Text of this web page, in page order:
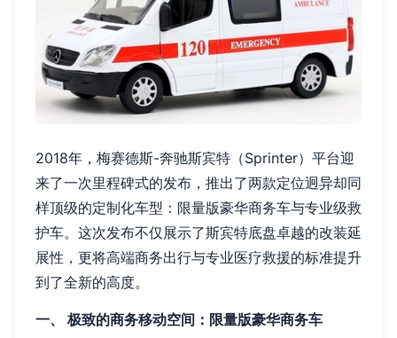
2018年，梅赛德斯-奔驰斯宾特（Sprinter）平台迎
来了一次里程碑式的发布，推出了两款定位迥异却同
样顶级的定制化车型：限量版豪华商务车与专业级救
护车。这次发布不仅展示了斯宾特底盘卓越的改装延
展性，更将高端商务出行与专业医疗救援的标准提升
到了全新的高度。
一、 极致的商务移动空间：限量版豪华商务车